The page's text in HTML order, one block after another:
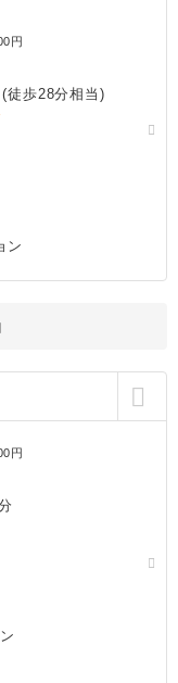
円
徒歩28分相当)
ン
円